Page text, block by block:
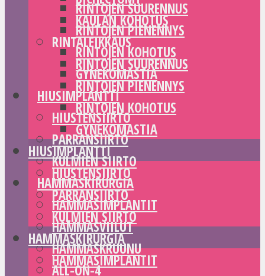
RINTOJEN SUURENNUS
RINTOJEN PIENENNYS
RINTOJEN KOHOTUS
GYNEKOMASTIA
HIUSIMPLANTTI
HIUSTENSIIRTO
PARRANSIIRTO
KULMIEN SIIRTO
HAMMASKIRURGIA
HAMMASIMPLANTIT
HAMMASVIILUT
HAMMASKRUUNU
ALL-ON-4
KAULAN KOHOTUS
RINTALEIKKAUS
RINTOJEN SUURENNUS
RINTOJEN PIENENNYS
RINTOJEN KOHOTUS
GYNEKOMASTIA
HIUSIMPLANTTI
HIUSTENSIIRTO
PARRANSIIRTO
KULMIEN SIIRTO
HAMMASKIRURGIA
HAMMASIMPLANTIT